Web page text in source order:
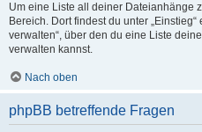
Um eine Liste all deiner Dateianhänge
Bereich. Dort findest du unter
verwalten“, über den du eine Liste
verwalten kannst.
Nach oben
phpBB betreffende Fragen